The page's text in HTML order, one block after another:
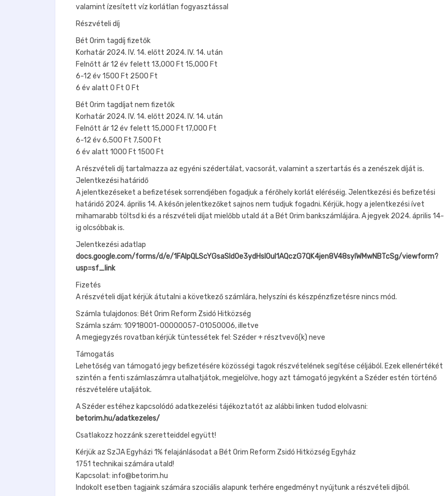
valamint ízesített víz korlátlan fogyasztással
Részvételi díj
Bét Orim tagdíj fizetők
Korhatár 2024. IV. 14. előtt 2024. IV. 14. után
Felnőtt ár 12 év felett 13,000 Ft 15,000 Ft
6-12 év 1500 Ft 2500 Ft
6 év alatt 0 Ft 0 Ft
Bét Orim tagdíjat nem fizetők
Korhatár 2024. IV. 14. előtt 2024. IV. 14. után
Felnőtt ár 12 év felett 15,000 Ft 17,000 Ft
6-12 év 6,500 Ft 7,500 Ft
6 év alatt 1000 Ft 1500 Ft
A részvételi díj tartalmazza az egyéni szédertálat, vacsorát, valamint a szertartás és a zenészek díját is.
Jelentkezési határidő
A jelentkezéseket a befizetések sorrendjében fogadjuk a férőhely korlát eléréséig. Jelentkezési és befizetési
határidő 2024. április 14. A későn jelentkezőket sajnos nem tudjuk fogadni. Kérjük, hogy a jelentkezési ívet
mihamarabb töltsd ki és a részvételi díjat mielőbb utald át a Bét Orim bankszámlájára. A jegyek 2024. április 14-
ig olcsóbbak is.
Jelentkezési adatlap
docs.google.com/forms/d/e/1FAIpQLScYGsaSId0e3ydHsIOuI1AQczG7QK4jen8V48sylWMwNBTcSg/viewform?
usp=sf_link
Fizetés
A részvételi díjat kérjük átutalni a következő számlára, helyszíni és készpénzfizetésre nincs mód.
Számla tulajdonos: Bét Orim Reform Zsidó Hitközség
Számla szám: 10918001-00000057-01050006, illetve
A megjegyzés rovatban kérjük tüntessétek fel: Széder + résztvevő(k) neve
Támogatás
Lehetőség van támogató jegy befizetésére közösségi tagok részvételének segítése céljából. Ezek ellenértékét
szintén a fenti számlaszámra utalhatjátok, megjelölve, hogy azt támogató jegyként a Széder estén történő
részvételére utaljátok.
A Széder estéhez kapcsolódó adatkezelési tájékoztatót az alábbi linken tudod elolvasni:
betorim.hu/adatkezeles/
Csatlakozz hozzánk szeretteiddel együtt!
Kérjük az SzJA Egyházi 1% felajánlásodat a Bét Orim Reform Zsidó Hitközség Egyház
1751 technikai számára utald!
Kapcsolat: info@betorim.hu
Indokolt esetben tagjaink számára szociális alapunk terhére engedményt nyújtunk a részvételi díjból.